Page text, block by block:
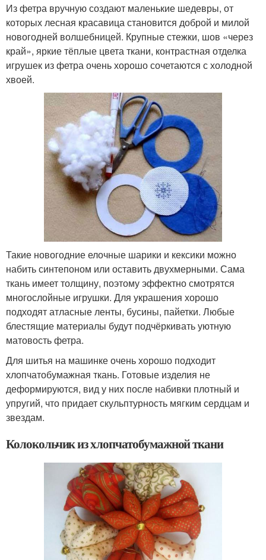
Из фетра вручную создают маленькие шедевры, от
которых лесная красавица становится доброй и милой
новогодней волшебницей. Крупные стежки, шов «через
край», яркие тёплые цвета ткани, контрастная отделка
игрушек из фетра очень хорошо сочетаются с холодной
хвоей.
Такие новогодние елочные шарики и кексики можно
набить синтепоном или оставить двухмерными. Сама
ткань имеет толщину, поэтому эффектно смотрятся
многослойные игрушки. Для украшения хорошо
подходят атласные ленты, бусины, пайетки. Любые
блестящие материалы будут подчёркивать уютную
матовость фетра.
Для шитья на машинке очень хорошо подходит
хлопчатобумажная ткань. Готовые изделия не
деформируются, вид у них после набивки плотный и
упругий, что придает скульптурность мягким сердцам и
звездам.
Колокольчик из хлопчатобумажной ткани